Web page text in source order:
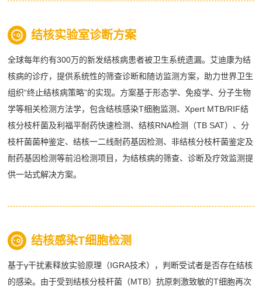
结核实验室诊断方案
全球每年约有300万的新发结核病患者被卫生系统遗漏。艾迪康为结
核病的诊疗，提供系统性的筛查诊断和随访监测方案，助力世界卫生
组织“终止结核病策略”的实现。方案基于形态学、免疫学、分子生物
学等相关检测方法学，包含结核感染T细胞监测、Xpert MTB/RIF结
核分枝杆菌及利福平耐药快速检测、结核RNA检测（TB SAT）、分
枝杆菌菌种鉴定、结核一二线耐药基因检测、非结核分枝杆菌鉴定及
耐药基因检测等前沿检测项目，为结核病的筛查、诊断及疗效监测提
供一站式解决方案。
结核感染T细胞检测
基于γ干扰素释放实验原理（IGRA技术），判断受试者是否存在结核
的感染。由于受到结核分枝杆菌（MTB）抗原刺激致敏的T细胞再次